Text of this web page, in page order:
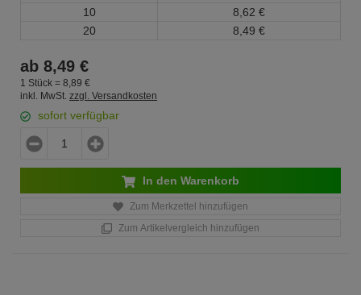
10
8, 62 €
20
8, 49 €
ab 8,49 €
1 Stück = 8, 89 €
inkl. MwSt. zzgl. Versandkosten
sofort verfügbar
In den Warenkorb
Zum Merkzettel hinzufügen
Zum Artikelvergleich hinzufügen